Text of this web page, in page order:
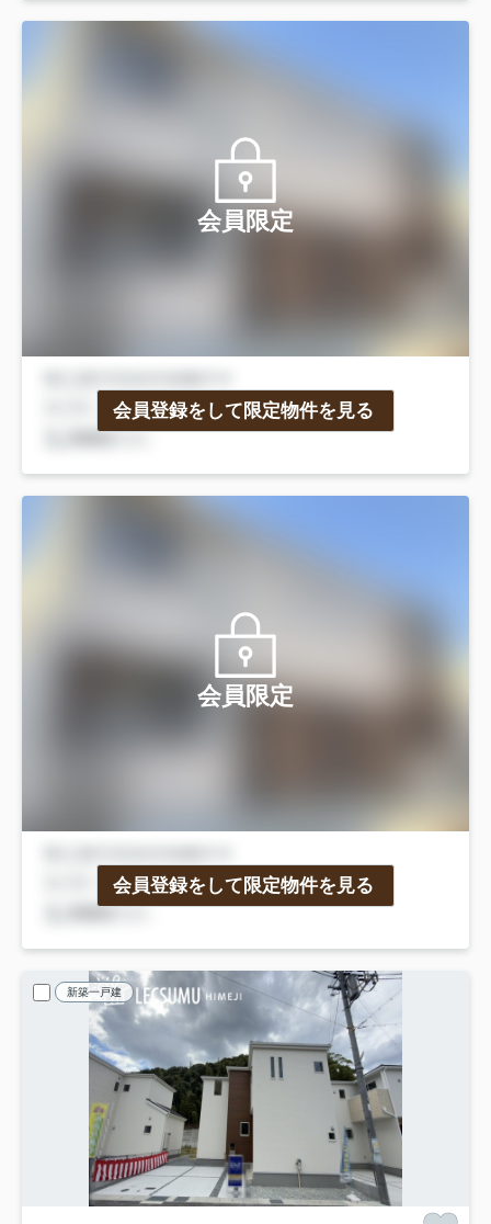
会員限定
会員登録をして限定物件を見る
会員限定
会員登録をして限定物件を見る
新築一戸建